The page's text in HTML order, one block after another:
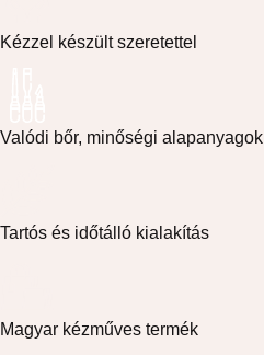
Kézzel készült szeretettel
Valódi bőr, minőségi alapanyagok
Tartós és időtálló kialakítás
Magyar kézműves termék